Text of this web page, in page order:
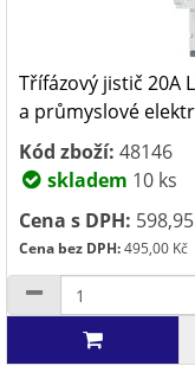
Třífázový jistič 20A
a průmyslové
Kód zboží: 48146
skladem 10 ks
Cena s DPH:
Cena bez DPH:495,00 Kč